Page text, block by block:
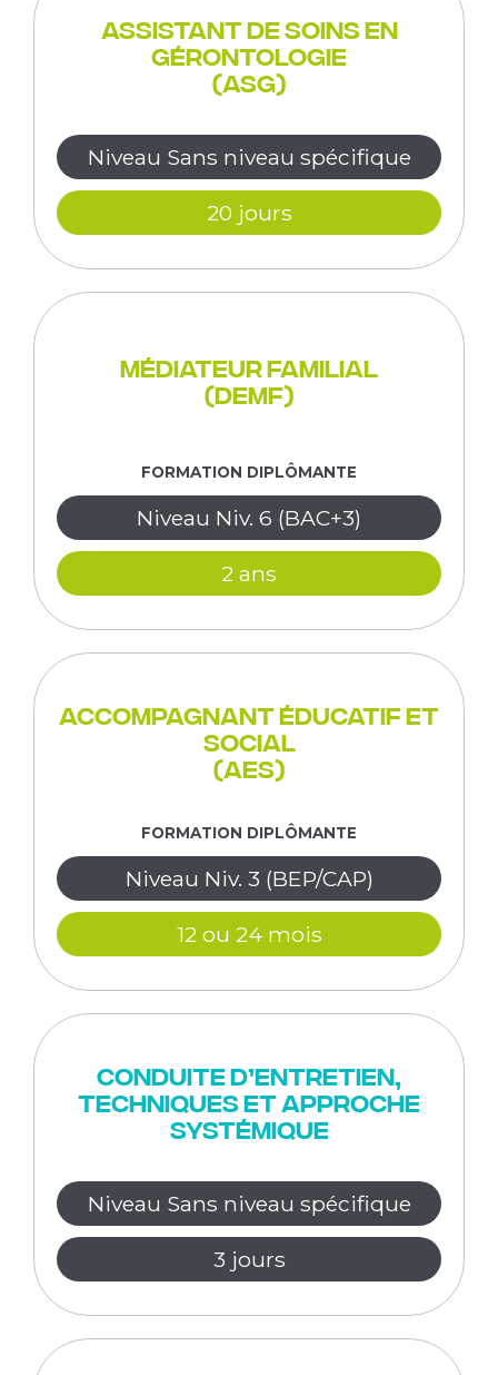
Assistant de Soins en
Gérontologie
(ASG)
Niveau Sans niveau spécifique
20 jours
Médiateur Familial
(DEMF)
FORMATION DIPLÔMANTE
Niveau Niv. 6 (BAC+3)
2 ans
Accompagnant Éducatif et
Social
(AES)
FORMATION DIPLÔMANTE
Niveau Niv. 3 (BEP/CAP)
12 ou 24 mois
Conduite d’entretien,
techniques et approche
systémique
Niveau Sans niveau spécifique
3 jours